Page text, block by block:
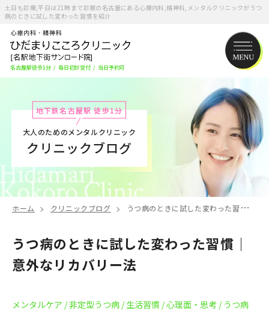
土日も診療,平日は21時まで診察の名古屋にある心療内科,精神科,メンタルクリニックがうつ
病のときに試した変わった習慣を紹介
名古屋駅徒歩1分 / 毎日初診受付 / 当日予約可
地下鉄名古屋駅 徒歩1分
大人のためのメンタルクリニック
クリニックブログ
ホーム クリニックブログ うつ病のときに試した変わった習慣｜意外なリカバリー法
うつ病のときに試した変わった習慣｜
意外なリカバリー法
メンタルケア / 非定型うつ病 / 生活習慣 / 心理面・思考 / うつ病